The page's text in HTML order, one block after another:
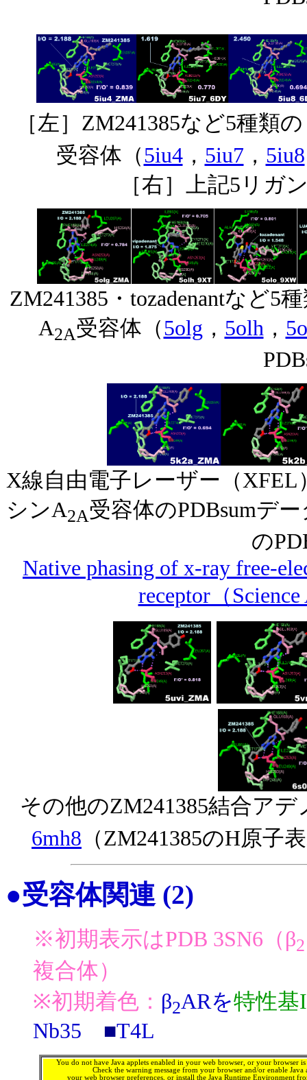
［左］ZM241385など5種類
受容体（5iu4， 5iu7 ， 5iu8
［右］上記5リガ
ZM241385・tozadenantなど
A2A受容体（5olg ， 5olh ，
X線自由電子レーザー（
シンA2A受容体のPDBsumデ
の
Native phasing of x-ray free-
receptor（
その他のZM241385結合アデ
6mh8 （ZM241385のH原子
●受容体関連 (2)
※初期表示はPDB 3SN6（β2
複合体）
※初期着色： β2ARを特性基
Nb35 ■T4L
You do not have Java applets enabled in your web browser, or your browser
Check the warning message from your browser and/or enable Java
your web browser preferences, or install the Java Runtime Environment